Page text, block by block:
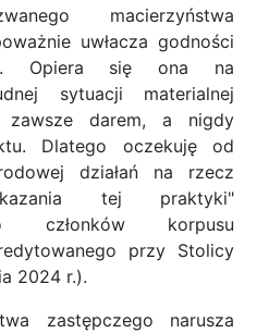
macierzyństwa
uwłacza godności
Opiera się ona na
sytuacji materialnej
darem, a nigdy
Dlatego oczekuję od
działań na rzecz
tej praktyki"
członków korpusu
przy Stolicy
2024 r.).
zastępczego narusza